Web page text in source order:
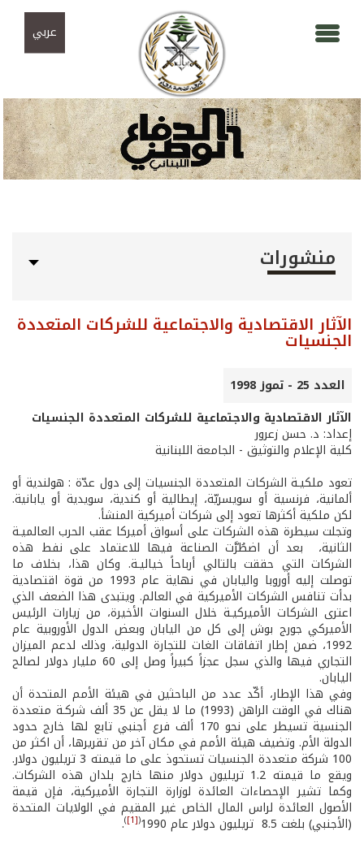
عربي
منشورات
الآثار الاقتصادية والاجتماعية للشركات المتعددة
الجنسيات
العدد 25 - تموز 1998
الآثار الاقتصادية والاجتماعية للشركات المتعددة الجنسيات
إعداد: د. حسن زعرور
كلية الإعلام والتوثيق - الجامعة اللبنانية
تعود ملكيـة الشركات المتعددة الجنسيات إلى دول عدّة : هولندية أو
ألمانية، فرنسية أو سويسريّة، إيطالية أو كندية، سويدية أو يابانية.
لكن ملكية أكثرها تعود إلى شركات أميركية المنشأ.
وتجلت سيطرة هذه الشركات على أسواق أميركا عقب الحرب العالميـة
الثانية، بعد أن اضطُرَّت الصناعة فيها للاعتماد على نفط هذه
الشركات التي حققت بالتالي أرباحاً خياليـة. وكان هذا، بخلاف ما
توصلت إليه أوروبا واليابان في نهاية عام 1993 من قوة اقتصادية
بدأت تنافس الشركات الأميركية في العالم. ويتبدى هذا الضعف الذي
اعترى الشركات الأميركيـة خلال السنوات الأخيرة، من زيارات الرئيس
الأميركي جورج بوش إلى كل من اليابان وبعض الدول الأوروبية عام
1992، ضمن إطار اتفاقات الغات للتجارة الدولية، وذلك لدعم الميزان
التجاري فيها والذي سجل عجزاً كبيراً وصل إلى 60 مليار دولار لصالح
اليابان.
وفي هذا الإطار، أكّد عدد من الباحثين في هيئة الأمم المتحدة أن
هناك في الوقت الراهن (1993) ما لا يقل عن 35 ألف شركـة متعددة
الجنسية تسيطر على نحو 170 ألف فرع أجنبي تابع لها خارج حدود
الدولة الأم. وتضيف هيئة الأمم في مكان آخر من تقريرها، أن اكثر من
100 شركة متعددة الجنسيات تستحوذ على ما قيمته 3 تريليون دولار.
ويقع ما قيمته 1.2 تريليون دولار منها خارج بلدان هذه الشركات.
وكما تشير الإحصاءات العائدة لوزارة التجارة الأميركية، فإن قيمة
الأصول العائدة لراس المال الخاص غير المقيم في الولايات المتحدة
(الأجنبي) بلغت 8.5 تريليون دولار عام 1990 (
[1]
)
.